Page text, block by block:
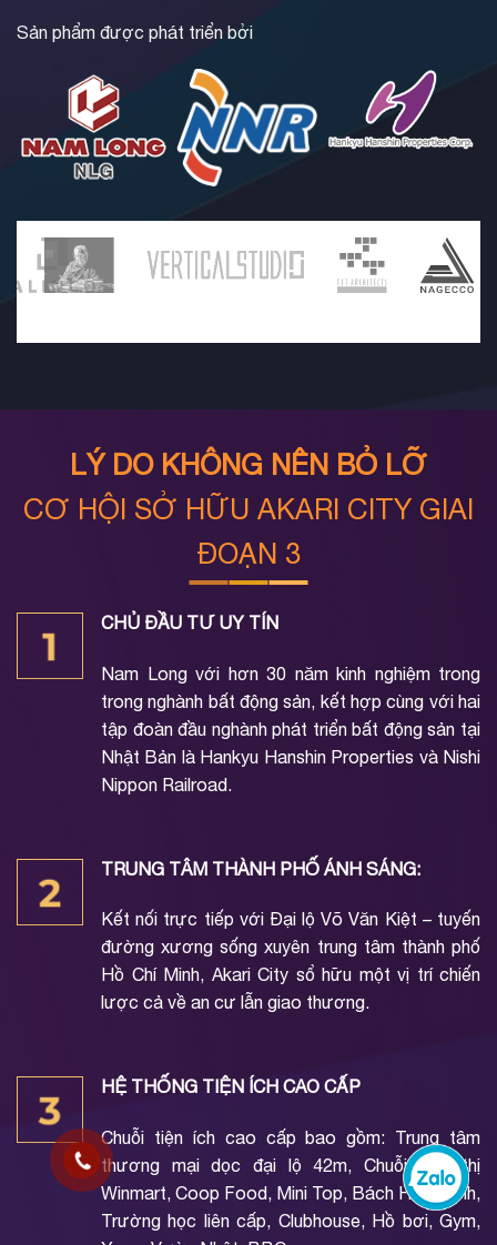
Sản phẩm được phát triển bởi
LÝ DO KHÔNG NÊN BỎ LỠ
CƠ HỘI SỞ HỮU AKARI CITY GIAI
ĐOẠN 3
CHỦ ĐẦU TƯ UY TÍN
Nam Long với hơn 30 năm kinh nghiệm trong
trong nghành bất động sản, kết hợp cùng với hai
tập đoàn đầu nghành phát triển bất động sản tại
Nhật Bản là Hankyu Hanshin Properties và Nishi
Nippon Railroad.
TRUNG TÂM THÀNH PHỐ ÁNH SÁNG:
Kết nối trực tiếp với Đại lộ Võ Văn Kiệt – tuyến
đường xương sống xuyên trung tâm thành phố
Hồ Chí Minh, Akari City sổ hữu một vị trí chiến
lược cả về an cư lẫn giao thương.
HỆ THỐNG TIỆN ÍCH CAO CẤP
Chuỗi tiện ích cao cấp bao gồm: Trung tâm
thương mại dọc đại lộ 42m, Chuỗi siêu thị
Winmart, Coop Food, Mini Top, Bách Hóa Xanh,
Trường học liên cấp, Clubhouse, Hồ bơi, Gym,